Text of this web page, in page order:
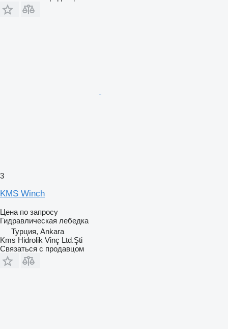
3
KMS Winch
Цена по запросу
Гидравлическая лебедка
Турция, Ankara
Kms Hidrolik Vinç Ltd.Şti
Связаться с продавцом